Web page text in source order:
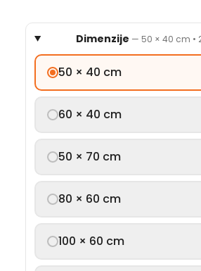
Dimenzije — 50 × 40 cm •
50 × 40 cm
60 × 40 cm
50 × 70 cm
80 × 60 cm
100 × 60 cm